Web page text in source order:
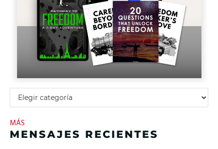
MÁS
MENSAJES RECIENTES